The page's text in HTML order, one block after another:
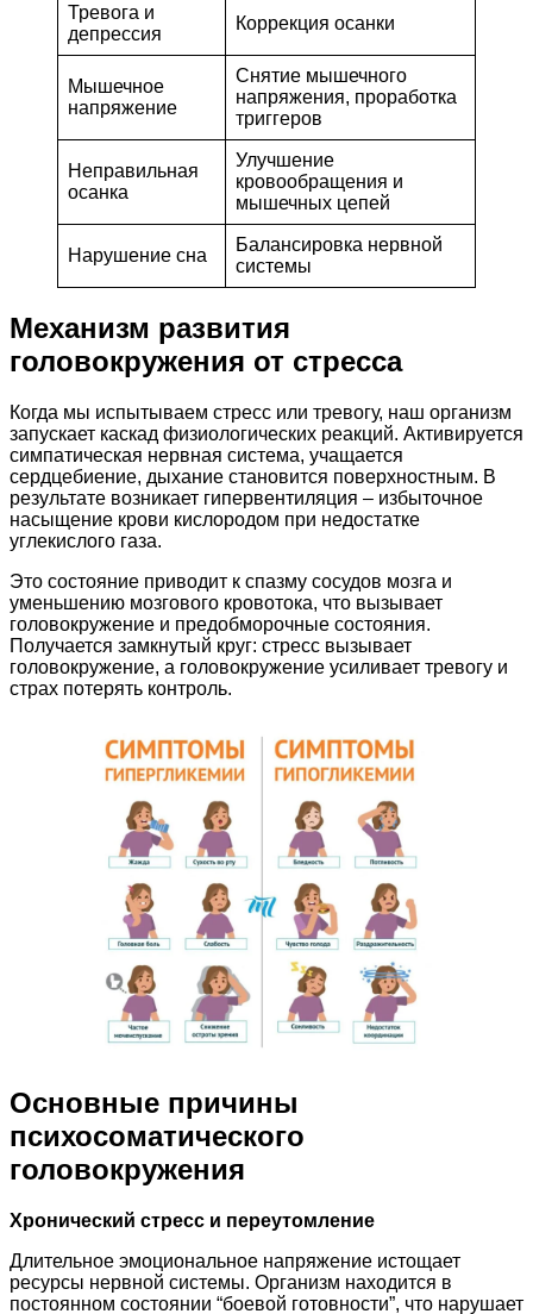
Тревога и
депрессия
Коррекция осанки
Мышечное
напряжение
Снятие мышечного
напряжения, проработка
триггеров
Неправильная
осанка
Улучшение
кровообращения и
мышечных цепей
Нарушение сна
Балансировка нервной
системы
Механизм развития
головокружения от стресса
Когда мы испытываем стресс или тревогу, наш организм
запускает каскад физиологических реакций. Активируется
симпатическая нервная система, учащается
сердцебиение, дыхание становится поверхностным. В
результате возникает гипервентиляция – избыточное
насыщение крови кислородом при недостатке
углекислого газа.
Это состояние приводит к спазму сосудов мозга и
уменьшению мозгового кровотока, что вызывает
головокружение и предобморочные состояния.
Получается замкнутый круг: стресс вызывает
головокружение, а головокружение усиливает тревогу и
страх потерять контроль.
Основные причины
психосоматического
головокружения
Хронический стресс и переутомление
Длительное эмоциональное напряжение истощает
ресурсы нервной системы. Организм находится в
постоянном состоянии “боевой готовности”, что нарушает